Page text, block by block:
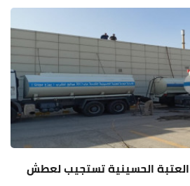
العتبة الحسينية تستجيب لعطش